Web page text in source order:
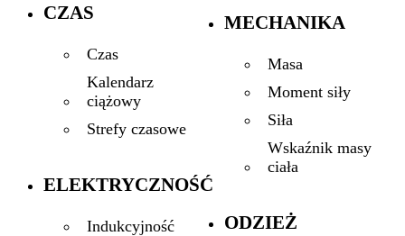
CZAS
Czas
Kalendarz
ciążowy
Strefy czasowe
ELEKTRYCZNOŚĆ
Indukcyjność
MECHANIKA
Masa
Moment siły
Siła
Wskaźnik masy
ciała
ODZIEŻ